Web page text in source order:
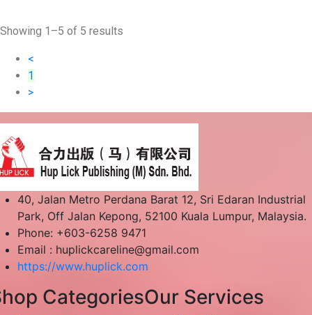
Showing 1–5 of 5 results
<
1
>
40, Jalan Metro Perdana Barat 12, Sri Edaran Industrial
Park, Off Jalan Kepong, 52100 Kuala Lumpur, Malaysia.
Phone: +603-6258 9471
Email : huplickcareline@gmail.com
https://www.huplick.com
CategoriesOur Services